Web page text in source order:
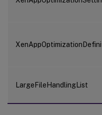
LargeFileHandlingList